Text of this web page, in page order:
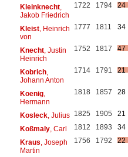
Kleinknecht,
Jakob Friedrich
1722 1794 24
Kleist, Heinrich
von
1777 1811 34
Knecht, Justin
Heinrich
1752 1817 47
Kobrich,
Johann Anton
1714 1791 21
Koenig,
Hermann
1818 1857 28
Kosleck, Julius 1825 1905
21
Koßmaly, Carl 1812 1893
34
Kraus , Joseph
Martin
1756 1792 22